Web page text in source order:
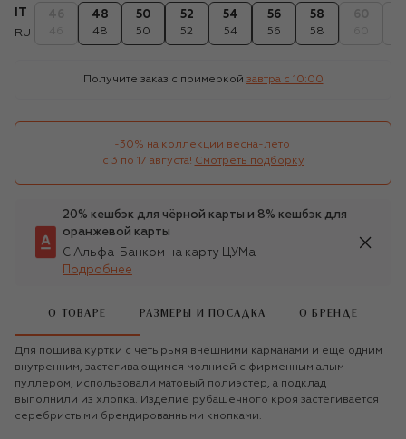
RU
48
48
50
50
52
52
54
54
56
56
58
58
Получите заказ с примеркой завтра c 10:00
-30% на коллекции весна-лето
с 3 по 17 августа! Смотреть подборку
20% кешбэк для чёрной карты и 8% кешбэк для
оранжевой карты
С Альфа-Банком на карту ЦУМа
Подробнее
О ТОВАРЕ РАЗМЕРЫ И ПОСАДКА О БРЕНДЕ
Для пошива куртки с четырьмя внешними карманами и еще одним
внутренним, застегивающимся молнией с фирменным алым
пуллером, использовали матовый полиэстер, а подклад
выполнили из хлопка. Изделие рубашечного кроя застегивается
серебристыми брендированными кнопками.